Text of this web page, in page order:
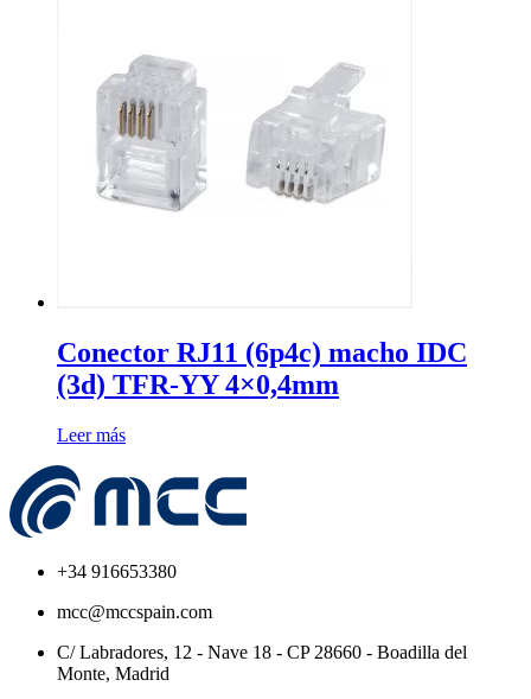
Conector RJ11 (6p4c) macho IDC
(3d) TFR-YY 4×0,4mm
Leer más
+34 916653380
mcc@mccspain.com
C/ Labradores, 12 - Nave 18 - CP 28660 - Boadilla del
Monte, Madrid